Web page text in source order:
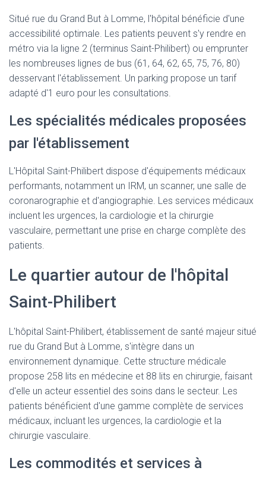
Situé rue du Grand But à Lomme, l'hôpital bénéficie d'une
accessibilité optimale. Les patients peuvent s'y rendre en
métro via la ligne 2 (terminus Saint-Philibert) ou emprunter
les nombreuses lignes de bus (61, 64, 62, 65, 75, 76, 80)
desservant l'établissement. Un parking propose un tarif
adapté d'1 euro pour les consultations.
Les spécialités médicales proposées
par l'établissement
L'Hôpital Saint-Philibert dispose d'équipements médicaux
performants, notamment un IRM, un scanner, une salle de
coronarographie et d'angiographie. Les services médicaux
incluent les urgences, la cardiologie et la chirurgie
vasculaire, permettant une prise en charge complète des
patients.
Le quartier autour de l'hôpital
Saint-Philibert
L'hôpital Saint-Philibert, établissement de santé majeur situé
rue du Grand But à Lomme, s'intègre dans un
environnement dynamique. Cette structure médicale
propose 258 lits en médecine et 88 lits en chirurgie, faisant
d'elle un acteur essentiel des soins dans le secteur. Les
patients bénéficient d'une gamme complète de services
médicaux, incluant les urgences, la cardiologie et la
chirurgie vasculaire.
Les commodités et services à